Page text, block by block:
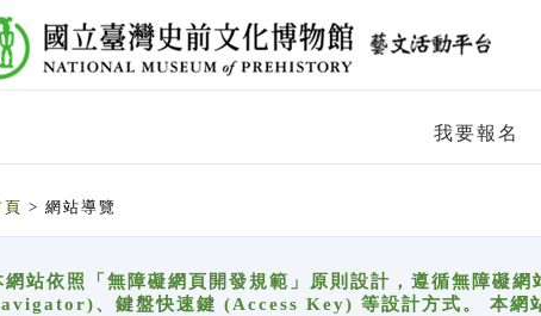
我要報名
頁 > 網站導覽
網站依照「無障礙網頁開發規範」原則設計，遵循無障礙
、鍵盤快速鍵 (Access Key) 等設計方式。 本網